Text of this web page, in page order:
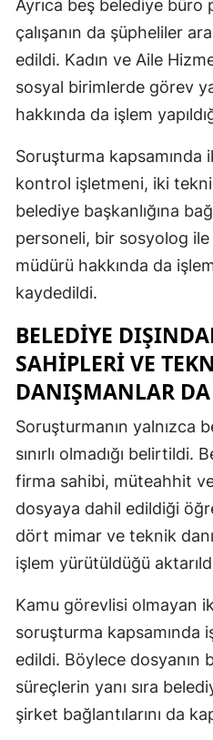
Ayrıca beş belediye büro
çalışanın da şüpheliler
edildi. Kadın ve Aile
sosyal birimlerde görev
hakkında da işlem
Soruşturma kapsamında
kontrol işletmeni, iki
belediye başkanlığına
personeli, bir sosyolog ile
müdürü hakkında da
kaydedildi.
BELEDIYE
SAHIPLERI VE
DANIŞMANLAR
Soruşturmanın yalnızca
sınırlı olmadığı belirtildi.
firma sahibi, müteahhit ve
dosyaya dahil edildiği
dört mimar ve teknik
işlem yürütüldüğü
Kamu görevlisi olmayan
soruşturma kapsamında
edildi. Böylece dosyanın
süreçlerin yanı sıra
şirket bağlantılarını da